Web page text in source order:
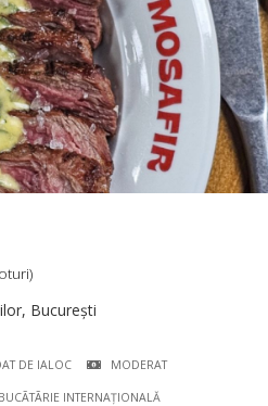
București
DE IALOC MODERAT
BUCÃTÃRIE INTERNAȚIONALĂ